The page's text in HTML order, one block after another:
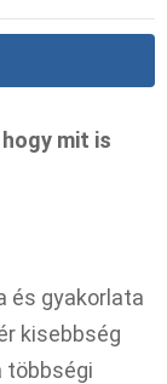
mit is
és gyakorlata
kisebbség
többségi